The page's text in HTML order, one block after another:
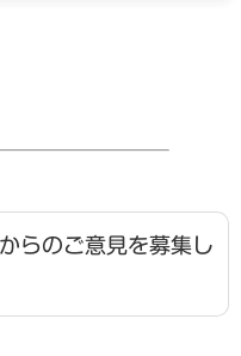
らのご意見を募集し